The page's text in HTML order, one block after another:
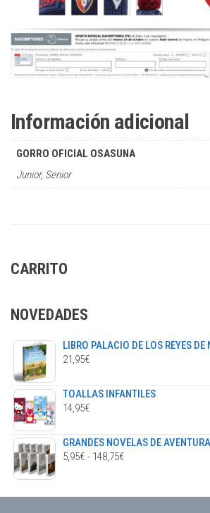
Información adicional
GORRO OFICIAL OSASUNA
Junior, Senior
CARRITO
NOVEDADES
LIBRO PALACIO DE LOS REYES DE
21,95€
TOALLAS INFANTILES
14,95€
GRANDES NOVELAS DE
5,95€ - 148,75€